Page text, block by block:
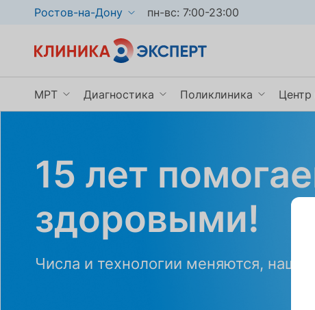
Ростов-на-Дону пн-вс: 7:00-23:00
МРТ
МРТ мягких тканей
МРТ позвоночника
Показать ещё
Диагностика
УЗИ
Функциональная диагностика
Показать ещё
Поликлиника
Нейрохирургия
Травматология
Показать ещё
15 лет
здоровыми!
Числа и технологии меняются, наша